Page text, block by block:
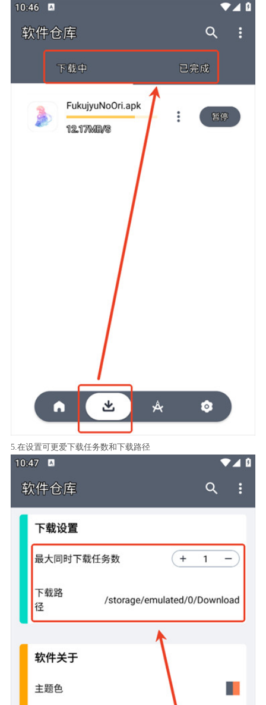
5.在设置可更爱下载任务数和下载路径